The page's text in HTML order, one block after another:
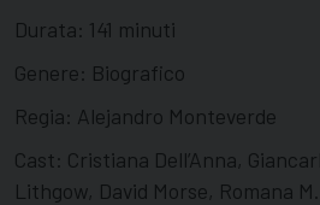
Durata: 141 minuti
Genere: Biografico
Regia: Alejandro Monteverde
Cast: Cristiana Dell’Anna,
Lithgow, David Morse, Romana